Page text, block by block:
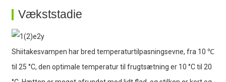
Vækststadie
Shiitakesvampen har bred temperaturtilpasningsevne, fra 10 ℃
til 25 °C, den optimale temperatur til frugtsætning er 10 °C til 20
2. Rig erfaring